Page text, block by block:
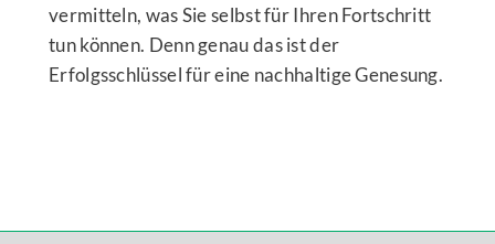
vermitteln, was Sie selbst für Ihren Fortschritt
tun können. Denn genau das ist der
Erfolgsschlüssel für eine nachhaltige Genesung.